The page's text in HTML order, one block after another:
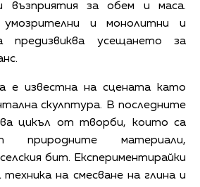
възприятия за обем и маса.
и монолитни и
предизвиква усещането за
е известна на сцената като
скулптура. В последните
цикъл от творби, които са
природните материали,
бит. Експериментирайки
на смесване на глина и